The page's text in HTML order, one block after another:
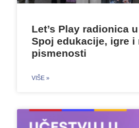
Let’s Play radionica
Spoj edukacije, igre i
pismenosti
VIŠE »